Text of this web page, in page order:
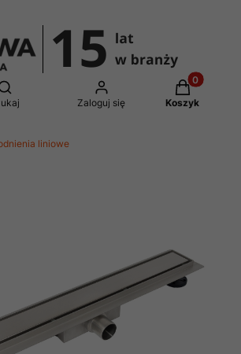
Otwórz wyszukiwarkę
Zaloguj się
Produkty
Koszyk
liniowe